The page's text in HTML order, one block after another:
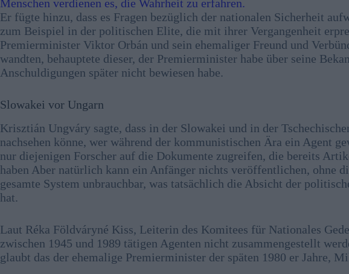
Menschen verdienen es, die Wahrheit zu erfahren.
Er fügte hinzu, dass es Fragen bezüglich der nationalen Sicherheit
zum Beispiel in der politischen Elite, die mit ihrer Vergangenheit
Premierminister Viktor Orbán und sein ehemaliger Freund und
wandten, behauptete dieser, der Premierminister habe über seine
Anschuldigungen später nicht bewiesen habe.
Slowakei vor Ungarn
Krisztián Ungváry sagte, dass in der Slowakei und in der
nachsehen könne, wer während der kommunistischen Ära ein Agent
nur diejenigen Forscher auf die Dokumente zugreifen, die bereits
haben Aber natürlich kann ein Anfänger nichts veröffentlichen, ohne
gesamte System unbrauchbar, was tatsächlich die Absicht der
hat.
Laut Réka Földváryné Kiss, Leiterin des Komitees für Nationales
zwischen 1945 und 1989 tätigen Agenten nicht zusammengestellt
glaubt das der ehemalige Premierminister der späten 1980 er Jahre,